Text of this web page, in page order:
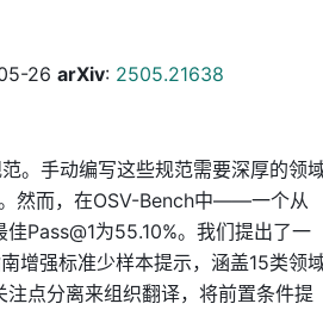
26 arXiv: 2505.21638
。手动编写这些规范需要深厚的领
然而，在OSV-Bench中——一个从
Pass@1为55.10%。我们提出了一
增强标准少样本提示，涵盖15类领
点分离来组织翻译，将前置条件提